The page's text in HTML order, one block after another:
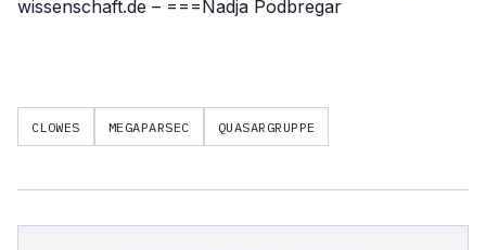
wissenschaft.de – ===Nadja Podbregar
CLOWES MEGAPARSEC QUASARGRUPPE